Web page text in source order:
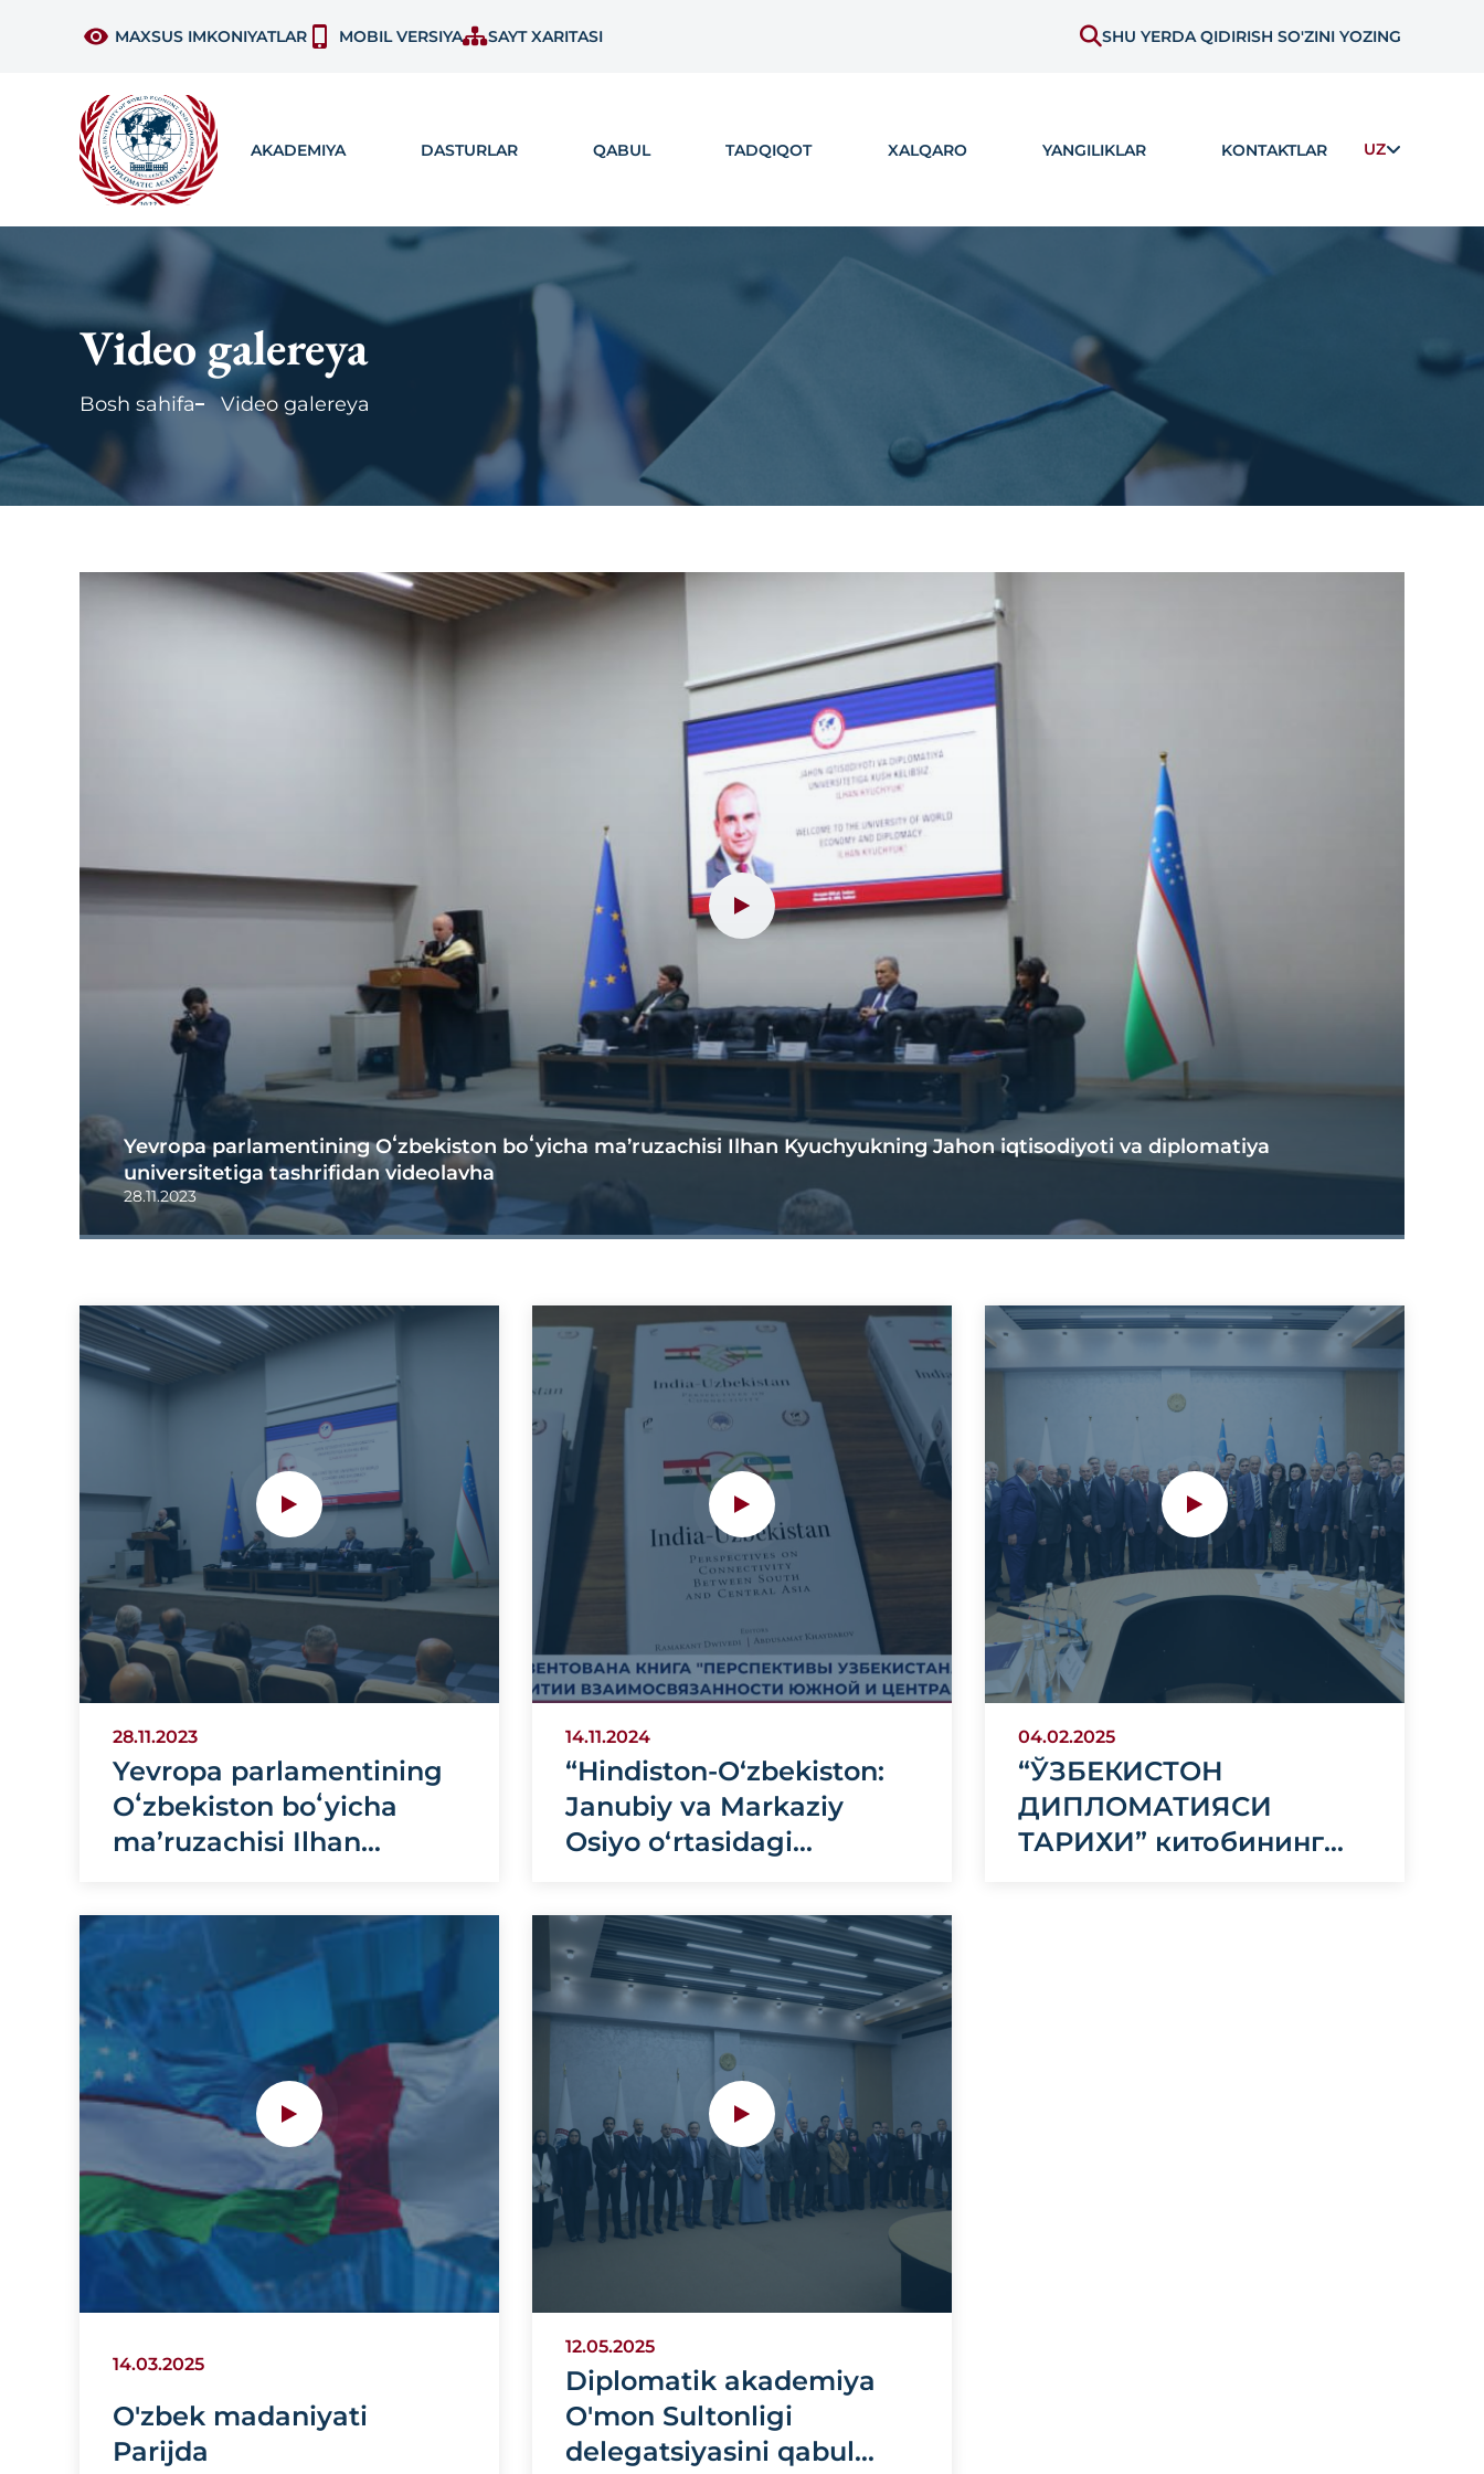
MAXSUS IMKONIYATLAR MOBIL VERSIYA SAYT XARITASI SHU YERDA QIDIRISH SO'ZINI YOZING
AKADEMIYA DASTURLAR QABUL TADQIQOT XALQARO YANGILIKLAR KONTAKTLAR UZ
Video galereya
Bosh sahifa Video galereya
Yevropa parlamentining Oʻzbekiston boʻyicha ma’ruzachisi Ilhan Kyuchyukning Jahon iqtisodiyoti va diplomatiya
universitetiga tashrifidan videolavha
28.11.2023
28.11.2023
Yevropa parlamentining
Oʻzbekiston boʻyicha
ma’ruzachisi Ilhan
iqtisodiyoti va
diplomatiya
universitetiga tashrifidan
videolavha
14.11.2024
“Hindiston-O‘zbekiston:
Janubiy va Markaziy
Osiyo o‘rtasidagi
kitobi taqdim etildi
04.02.2025
“ЎЗБЕКИСТОН
ДИПЛОМАТИЯСИ
ТАРИХИ” китобининг
14.03.2025
O'zbek madaniyati
Parijda
12.05.2025
Diplomatik akademiya
O'mon Sultonligi
delegatsiyasini qabul